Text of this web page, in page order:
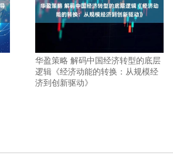
华盈策略 解码中国经济转型的底层
逻辑《经济动能的转换：从规模经
济到创新驱动》